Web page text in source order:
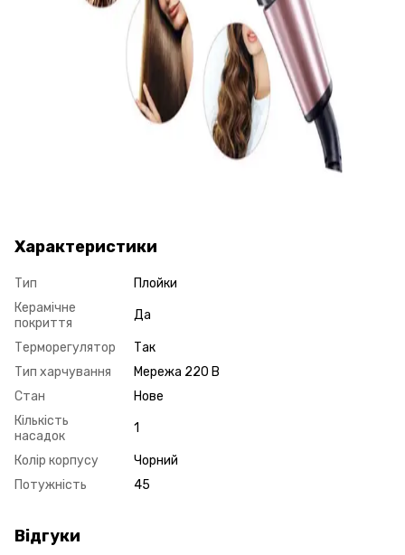
Характеристики
Тип
Плойки
Керамічне
покриття
Да
Терморегулятор
Так
Тип харчування
Мережа 220 В
Стан
Нове
Кількість
насадок
1
Колір корпусу
Чорний
Потужність
45
Відгуки